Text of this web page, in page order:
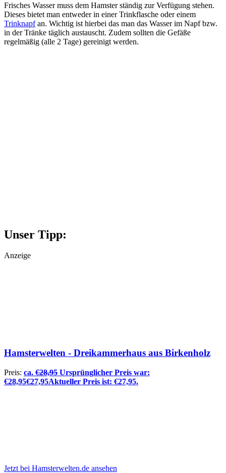
Frisches Wasser muss dem Hamster ständig zur Verfügung stehen.
Dieses bietet man entweder in einer Trinkflasche oder einem
Trinknapfan. Wichtig ist hierbei das man das Wasser im Napf bzw.
in der Tränke täglich austauscht. Zudem sollten die Gefäße
regelmäßig (alle 2 Tage) gereinigt werden.
Unser Tipp:
Anzeige
Hamsterwelten - Dreikammerhaus aus Birkenholz
Preis: ca. €28,95 Ursprünglicher Preis war:
€28,95€27,95Aktueller Preis ist: €27,95.
Jetzt bei Hamsterwelten.de ansehen